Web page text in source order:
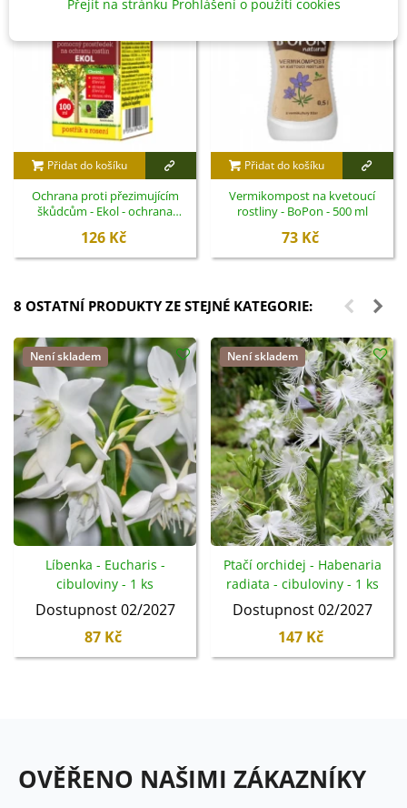
Přidat do košíku
Ochrana proti přezimujícím
škůdcům - Ekol - ochrana
126 Kč
Přidat do košíku
Vermikompost na kvetoucí
rostliny - BoPon - 500 ml
73 Kč
8 OSTATNÍ PRODUKTY ZE STEJNÉ KATEGORIE:
Není skladem
Líbenka - Eucharis -
cibuloviny - 1 ks
Dostupnost 02/2027
87 Kč
Není skladem
Ptačí orchidej - Habenaria
radiata - cibuloviny - 1 ks
Dostupnost 02/2027
147 Kč
OVĚŘENO NAŠIMI ZÁKAZNÍKY
Přejít na stránku Prohlášení o použití cookies